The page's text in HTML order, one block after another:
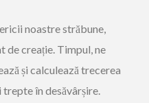
noastre străbune,
de creație. Timpul, ne
și calculează trecerea
în desăvârșire.